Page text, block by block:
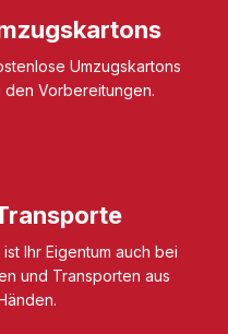
Umzugskartons
Vorbereitungen.
Ihr Eigentum auch bei
und Transporten aus